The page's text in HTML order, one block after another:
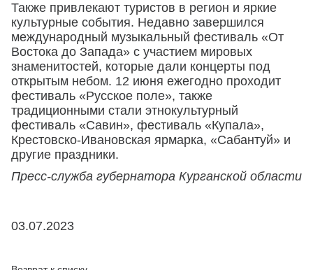
Также привлекают туристов в регион и яркие
культурные события. Недавно завершился
международный музыкальный фестиваль «От
Востока до Запада» с участием мировых
знаменитостей, которые дали концерты под
открытым небом. 12 июня ежегодно проходит
фестиваль «Русское поле», также
традиционными стали этнокультурный
фестиваль «Савин», фестиваль «Купала»,
Крестовско-Ивановская ярмарка, «Сабантуй» и
другие праздники.
Пресс-служба губернатора Курганской области
03.07.2023